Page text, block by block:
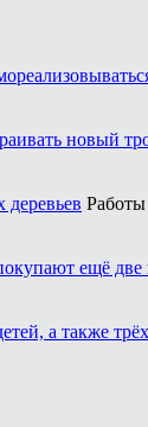
новый
ещё две
а также